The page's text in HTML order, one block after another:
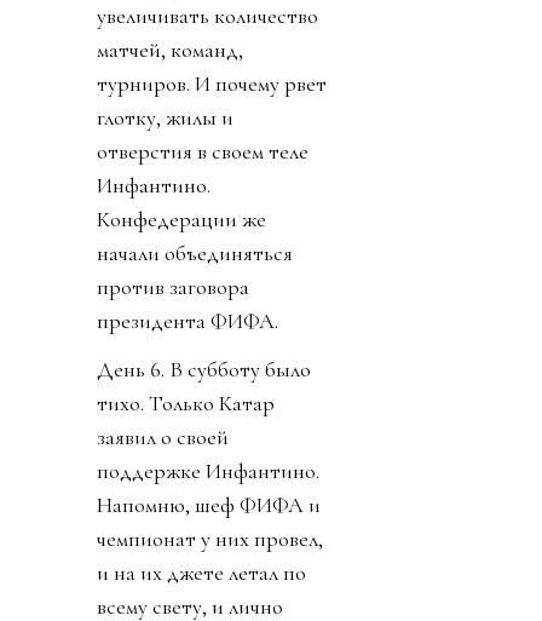
увеличивать количество
матчей, команд,
турниров. И почему рвет
глотку, жилы и
отверстия в своем теле
Инфантино.
Конфедерации же
начали объединяться
против заговора
президента ФИФА.
День 6. В субботу было
тихо. Только Катар
заявил о своей
поддержке Инфантино.
Напомню, шеф ФИФА и
чемпионат у них провел,
и на их джете летал по
всему свету, и лично